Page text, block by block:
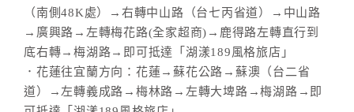
（南側48K處）→右轉中山路（台七丙省道）→中山路
→廣興路→左轉梅花路(全家超商)→鹿得路左轉直行到
底右轉→梅湖路→即可抵達「湖漾189風格旅店」
．花蓮往宜蘭方向：花蓮→蘇花公路→蘇澳（台二省
道）→左轉義成路→梅林路→左轉大埤路→梅湖路→即